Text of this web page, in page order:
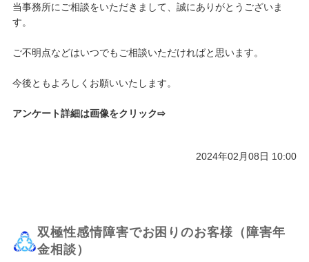
当事務所にご相談をいただきまして、誠にありがとうございま
す。
ご不明点などはいつでもご相談いただければと思います。
今後ともよろしくお願いいたします。
アンケート詳細は画像をクリック⇨
2024年02月08日 10:00
双極性感情障害でお困りのお客様（障害年
金相談）